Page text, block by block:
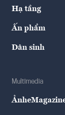
Hạ tầng
Ấn phẩm
Dân sinh
Multimedia
Ảnh